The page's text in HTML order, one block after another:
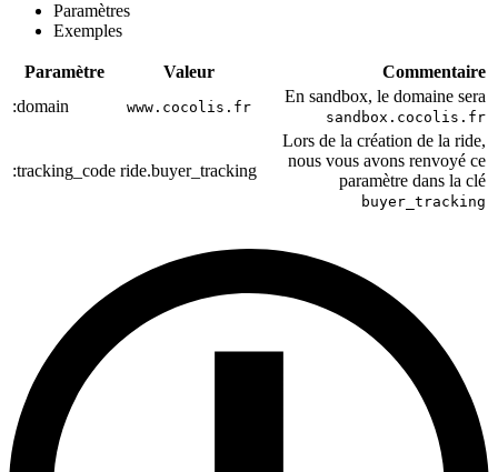
Paramètres
Exemples
Paramètre Valeur
Commentaire
:domain
www.cocolis.fr
En sandbox, le domaine sera
sandbox.cocolis.fr
:tracking_code ride.buyer_tracking
Lors de la création de la ride,
nous vous avons renvoyé ce
paramètre dans la clé
buyer_tracking